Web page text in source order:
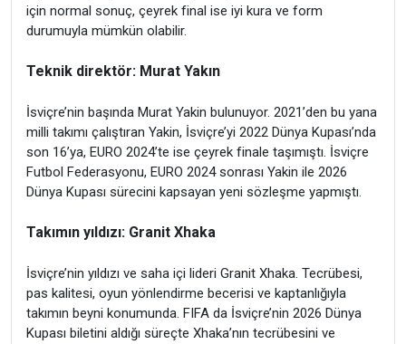
için normal sonuç, çeyrek final ise iyi kura ve form
durumuyla mümkün olabilir.
Teknik direktör: Murat Yakın
İsviçre’nin başında Murat Yakin bulunuyor. 2021’den bu yana
milli takımı çalıştıran Yakin, İsviçre’yi 2022 Dünya Kupası’nda
son 16’ya, EURO 2024’te ise çeyrek finale taşımıştı. İsviçre
Futbol Federasyonu, EURO 2024 sonrası Yakin ile 2026
Dünya Kupası sürecini kapsayan yeni sözleşme yapmıştı.
Takımın yıldızı: Granit Xhaka
İsviçre’nin yıldızı ve saha içi lideri Granit Xhaka. Tecrübesi,
pas kalitesi, oyun yönlendirme becerisi ve kaptanlığıyla
takımın beyni konumunda. FIFA da İsviçre’nin 2026 Dünya
Kupası biletini aldığı süreçte Xhaka’nın tecrübesini ve